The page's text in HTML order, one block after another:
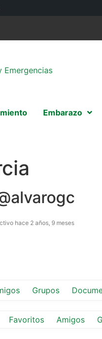
Embarazo
hace 2 años, 9 meses
Grupos
Favoritos Amigos